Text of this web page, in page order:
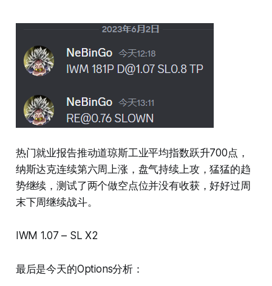
热门就业报告推动道琼斯工业平均指数跃升700点，
纳斯达克连续第六周上涨，盘气持续上攻，猛猛的趋
势继续，测试了两个做空点位并没有收获，好好过周
末下周继续战斗。
IWM 1.07 – SL X2
最后是今天的Options分析：